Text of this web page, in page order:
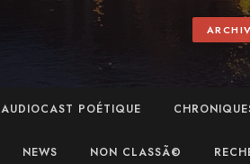
AUDIOCAST POÉTIQUE
NEWS NON CLASSÃ©